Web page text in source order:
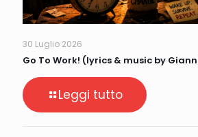
30 Luglio 2026
Go To Work! (lyrics & music by
Leggi tutto